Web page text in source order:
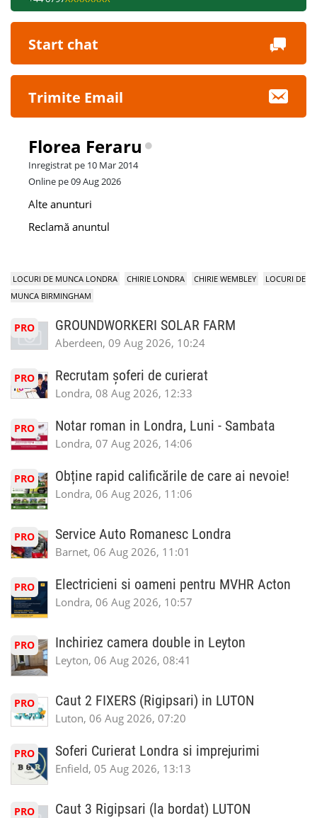
Start chat
Trimite Email
Florea Feraru
Inregistrat pe 10 Mar 2014
Online pe 09 Aug 2026
Alte anunturi
Reclamă anuntul
LOCURI DE MUNCA LONDRA CHIRIE LONDRA CHIRIE WEMBLEY
LOCURI DE
MUNCA BIRMINGHAM
PRO GROUNDWORKERI SOLAR FARM
Aberdeen, 09 Aug 2026, 10:24
PRO Recrutam șoferi de curierat
Londra, 08 Aug 2026, 12:33
PRO Notar roman in Londra, Luni - Sambata
Londra, 07 Aug 2026, 14:06
PRO Obține rapid calificările de care ai nevoie!
Londra, 06 Aug 2026, 11:06
PRO Service Auto Romanesc Londra
Barnet, 06 Aug 2026, 11:01
PRO Electricieni si oameni pentru MVHR Acton
Londra, 06 Aug 2026, 10:57
PRO Inchiriez camera double in Leyton
Leyton, 06 Aug 2026, 08:41
PRO Caut 2 FIXERS (Rigipsari) in LUTON
Luton, 06 Aug 2026, 07:20
PRO Soferi Curierat Londra si imprejurimi
Enfield, 05 Aug 2026, 13:13
PRO Caut 3 Rigipsari (la bordat) LUTON